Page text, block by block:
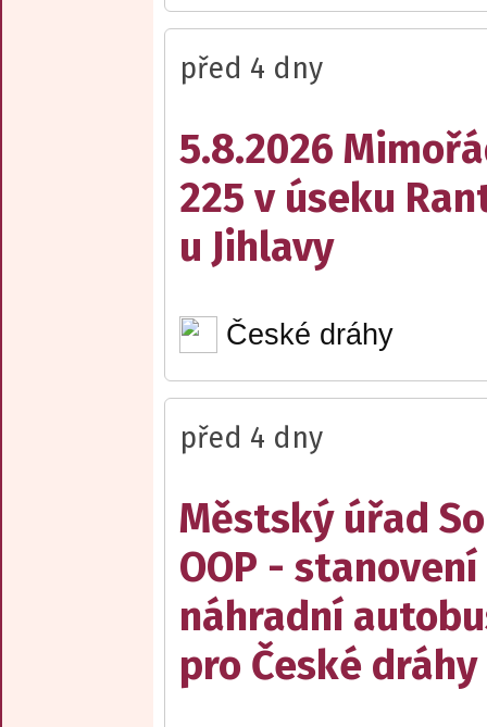
před 4 dny
5.8.2026
225 v úseku
u Jihlavy
České dráhy
před 4 dny
Městský úřad
OOP -
náhradní
pro České dráhy